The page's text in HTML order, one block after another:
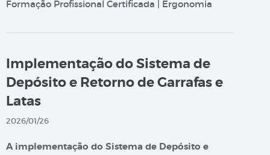
Formação Profissional Certificada | Ergonomia
Implementação do Sistema de
Depósito e Retorno de Garrafas e
Latas
2026/01/26
A implementação do Sistema de Depósito e